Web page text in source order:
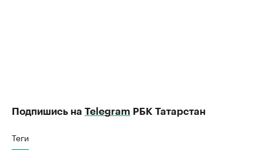
Подпишись на Telegram РБК Татарстан
Теги